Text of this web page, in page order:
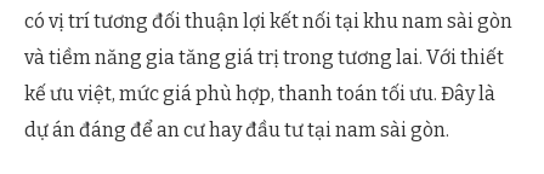
có vị trí tương đối thuận lợi kết nối tại khu nam sài gòn
và tiềm năng gia tăng giá trị trong tương lai. Với thiết
kế ưu việt, mức giá phù hợp, thanh toán tối ưu. Đây là
dự án đáng để an cư hay đầu tư tại nam sài gòn.